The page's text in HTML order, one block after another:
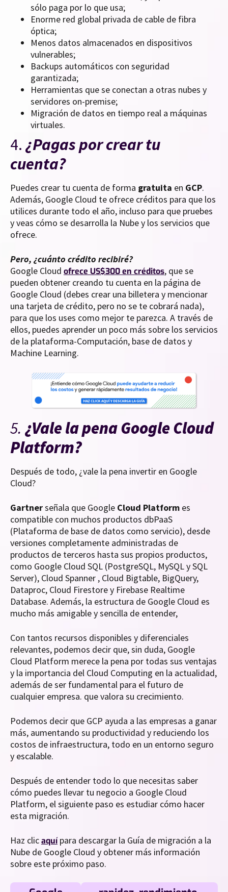
sólo paga por lo que usa;
Enorme red global privada de cable de fibra
óptica;
Menos datos almacenados en dispositivos
vulnerables;
Backups automáticos con seguridad
garantizada;
Herramientas que se conectan a otras nubes y
servidores on-premise;
Migración de datos en tiempo real a máquinas
virtuales.
4. ¿Pagas por crear tu
cuenta?
Puedes crear tu cuenta de forma gratuita en GCP.
Además, Google Cloud te ofrece créditos para que los
utilices durante todo el año, incluso para que pruebes
y veas cómo se desarrolla la Nube y los servicios que
ofrece.
Pero, ¿cuánto crédito recibiré?
Google Cloud ofrece US$300 en créditos, que se
pueden obtener creando tu cuenta en la página de
Google Cloud (debes crear una billetera y mencionar
una tarjeta de crédito, pero no se te cobrará nada),
para que los uses como mejor te parezca. A través de
ellos, puedes aprender un poco más sobre los servicios
de la plataforma-Computación, base de datos y
Machine Learning.
5. ¿Vale la pena Google Cloud
Platform?
Después de todo, ¿vale la pena invertir en Google
Cloud?
Gartnerseñala que Google Cloud Platform es
compatible con muchos productos dbPaaS
(Plataforma de base de datos como servicio), desde
versiones completamente administradas de
productos de terceros hasta sus propios productos,
como Google Cloud SQL (PostgreSQL, MySQL y SQL
Server), Cloud Spanner , Cloud Bigtable, BigQuery,
Dataproc, Cloud Firestore y Firebase Realtime
Database. Además, la estructura de Google Cloud es
mucho más amigable y sencilla de entender,
Con tantos recursos disponibles y diferenciales
relevantes, podemos decir que, sin duda, Google
Cloud Platform merece la pena por todas sus ventajas
y la importancia del Cloud Computing en la actualidad,
además de ser fundamental para el futuro de
cualquier empresa. que valora su crecimiento.
Podemos decir que GCP ayuda a las empresas a ganar
más, aumentando su productividad y reduciendo los
costos de infraestructura, todo en un entorno seguro
y escalable.
Después de entender todo lo que necesitas saber
cómo puedes llevar tu negocio a Google Cloud
Platform, el siguiente paso es estudiar cómo hacer
esta migración.
Haz clicaquípara descargar la Guía de migración a la
Nube de Google Cloud y obtener más información
sobre este próximo paso.